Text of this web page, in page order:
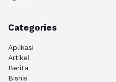
Categories
Aplikasi
Artikel
Berita
Bisnis